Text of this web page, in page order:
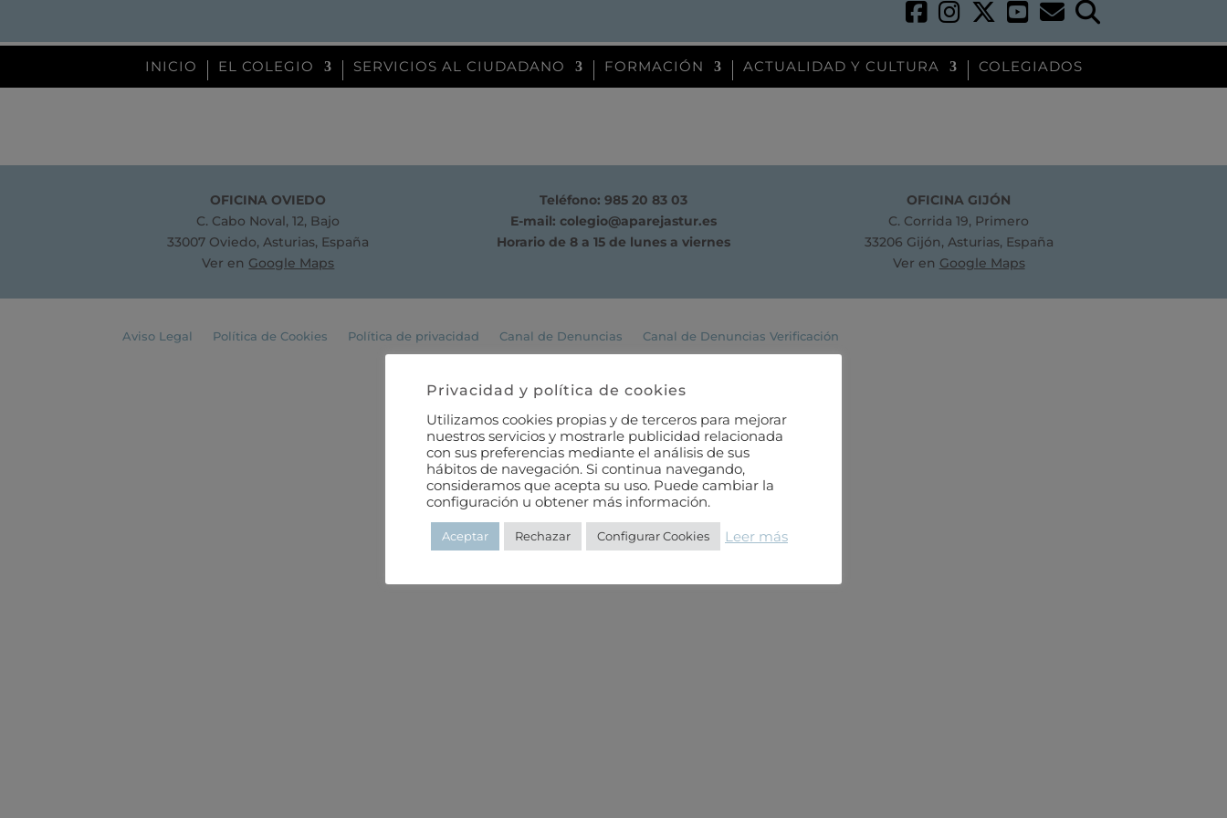
INICIO EL COLEGIO SERVICIOS AL CIUDADANO FORMACIÓN ACTUALIDAD Y CULTURA COLEGIADOS
OFICINA OVIEDO
C. Cabo Noval, 12, Bajo
33007 Oviedo, Asturias, España
Ver en Google Maps
Teléfono: 985 20 83 03
E-mail: colegio@aparejastur.es
Horario de 8 a 15 de lunes a viernes
OFICINA GIJÓN
C. Corrida 19, Primero
33206 Gijón, Asturias, España
Ver en Google Maps
Aviso Legal Política de Cookies Política de privacidad Canal de Denuncias Canal de Denuncias Verificación
Privacidad y política de cookies
Utilizamos cookies propias y de terceros para mejorar
nuestros servicios y mostrarle publicidad relacionada
con sus preferencias mediante el análisis de sus
hábitos de navegación. Si continua navegando,
consideramos que acepta su uso. Puede cambiar la
configuración u obtener más información.
Aceptar Rechazar Configurar Cookies Leer más